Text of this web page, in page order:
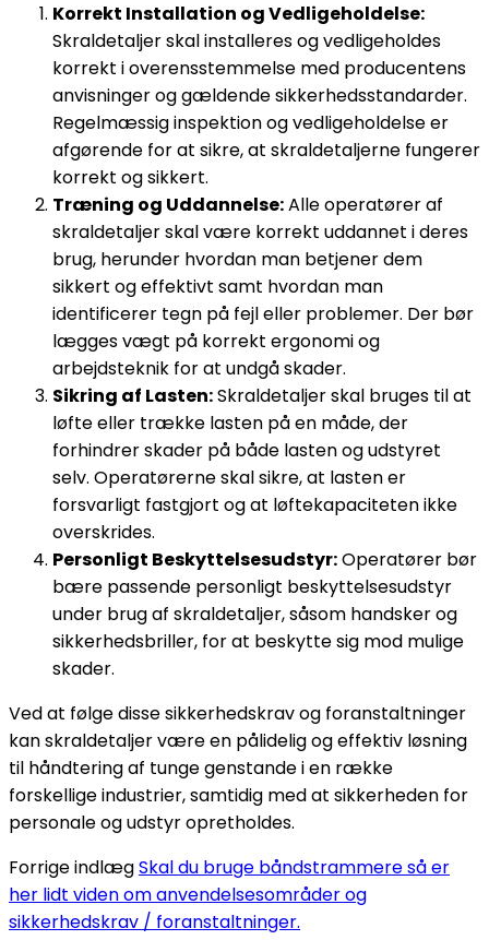
Korrekt Installation og Vedligeholdelse:
Skraldetaljer skal installeres og vedligeholdes
korrekt i overensstemmelse med producentens
anvisninger og gældende sikkerhedsstandarder.
Regelmæssig inspektion og vedligeholdelse er
afgørende for at sikre, at skraldetaljerne fungerer
korrekt og sikkert.
Træning og Uddannelse:Alle operatører af
skraldetaljer skal være korrekt uddannet i deres
brug, herunder hvordan man betjener dem
sikkert og effektivt samt hvordan man
identificerer tegn på fejl eller problemer. Der bør
lægges vægt på korrekt ergonomi og
arbejdsteknik for at undgå skader.
Sikring af Lasten:Skraldetaljer skal bruges til at
løfte eller trække lasten på en måde, der
forhindrer skader på både lasten og udstyret
selv. Operatørerne skal sikre, at lasten er
forsvarligt fastgjort og at løftekapaciteten ikke
overskrides.
Personligt Beskyttelsesudstyr:Operatører bør
bære passende personligt beskyttelsesudstyr
under brug af skraldetaljer, såsom handsker og
sikkerhedsbriller, for at beskytte sig mod mulige
skader.
Ved at følge disse sikkerhedskrav og foranstaltninger
kan skraldetaljer være en pålidelig og effektiv løsning
til håndtering af tunge genstande i en række
forskellige industrier, samtidig med at sikkerheden for
personale og udstyr opretholdes.
Forrige indlægSkal du bruge båndstrammere så er
her lidt viden om anvendelsesområder og
sikkerhedskrav / foranstaltninger.